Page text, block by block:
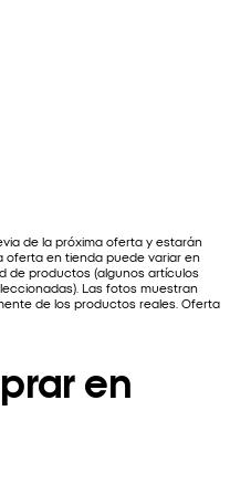
de la próxima oferta y estarán
oferta en tienda puede variar en
de productos (algunos artículos
Las fotos muestran
de los productos reales. Oferta
en